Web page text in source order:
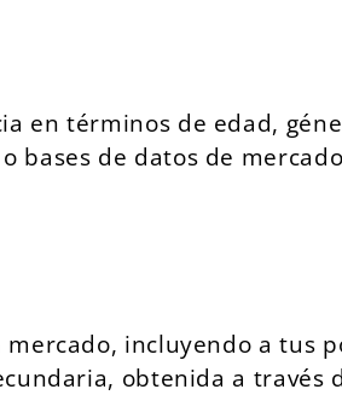
en términos de edad,
bases de datos de
incluyendo a tus
obtenida a través